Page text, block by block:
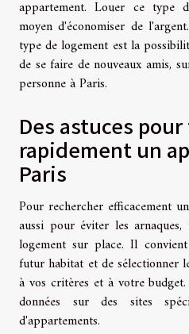
appartement. Louer ce type
moyen d'économiser de
type de logement est la
de se faire de nouveaux amis,
personne à Paris.
Des astuces
rapidement un
Paris
Pour rechercher efficacement
aussi pour éviter les
logement sur place. Il
futur habitat et de sélectionner
à vos critères et à votre
données sur des sites
d'appartements.